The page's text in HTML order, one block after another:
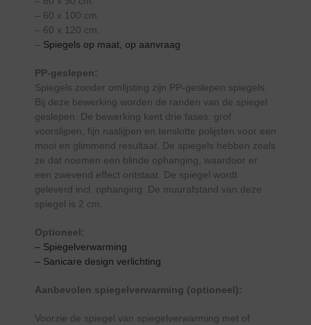
– 60 x 100 cm.
– 60 x 120 cm.
– Spiegels op maat, op aanvraag
PP-geslepen:
Spiegels zonder omlijsting zijn PP-geslepen spiegels.
Bij deze bewerking worden de randen van de spiegel
geslepen. De bewerking kent drie fases: grof
voorslijpen, fijn naslijpen en tenslotte polijsten voor een
mooi en glimmend resultaat. De spiegels hebben zoals
ze dat noemen een blinde ophanging, waardoor er
een zwevend effect ontstaat. De spiegel wordt
geleverd incl. ophanging. De muurafstand van deze
spiegel is 2 cm.
Optioneel:
– Spiegelverwarming
– Sanicare design verlichting
Aanbevolen spiegelverwarming (optioneel):
Voorzie de spiegel van spiegelverwarming met of